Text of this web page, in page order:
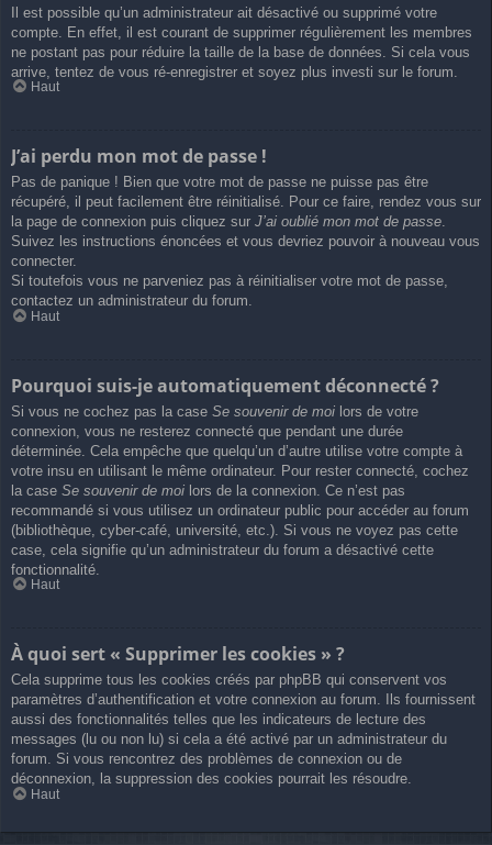
Il est possible qu’un administrateur ait désactivé ou supprimé votre
compte. En effet, il est courant de supprimer régulièrement les membres
ne postant pas pour réduire la taille de la base de données. Si cela vous
arrive, tentez de vous ré-enregistrer et soyez plus investi sur le forum.
Haut
J’ai perdu mon mot de passe !
Pas de panique ! Bien que votre mot de passe ne puisse pas être
récupéré, il peut facilement être réinitialisé. Pour ce faire, rendez vous sur
la page de connexion puis cliquez sur J’ai oublié mon mot de passe.
Suivez les instructions énoncées et vous devriez pouvoir à nouveau vous
connecter.
Si toutefois vous ne parveniez pas à réinitialiser votre mot de passe,
contactez un administrateur du forum.
Haut
Pourquoi suis-je automatiquement déconnecté ?
Si vous ne cochez pas la case Se souvenir de moi lors de votre
connexion, vous ne resterez connecté que pendant une durée
déterminée. Cela empêche que quelqu’un d’autre utilise votre compte à
votre insu en utilisant le même ordinateur. Pour rester connecté, cochez
la case Se souvenir de moi lors de la connexion. Ce n’est pas
recommandé si vous utilisez un ordinateur public pour accéder au forum
(bibliothèque, cyber-café, université, etc.). Si vous ne voyez pas cette
case, cela signifie qu’un administrateur du forum a désactivé cette
fonctionnalité.
Haut
À quoi sert « Supprimer les cookies » ?
Cela supprime tous les cookies créés par phpBB qui conservent vos
paramètres d’authentification et votre connexion au forum. Ils fournissent
aussi des fonctionnalités telles que les indicateurs de lecture des
messages (lu ou non lu) si cela a été activé par un administrateur du
forum. Si vous rencontrez des problèmes de connexion ou de
déconnexion, la suppression des cookies pourrait les résoudre.
Haut